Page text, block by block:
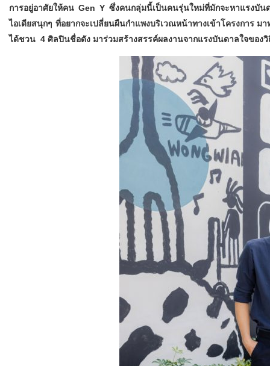
การอยู่อาศัยให้คน Gen Y ซึ่งคนกลุ่มนี้เป็นคนรุ่นใหม่ที่มักจะหาแรงบันด
ไอเดียสนุกๆ ที่อยากจะเปลี่ยนผืนกำแพงบริเวณหน้าทางเข้าโครงการ
ได้ชวน 4 ศิลปินชื่อดัง มาร่วมสร้างสรรค์ผลงานจากแรงบันดาลใจขอ